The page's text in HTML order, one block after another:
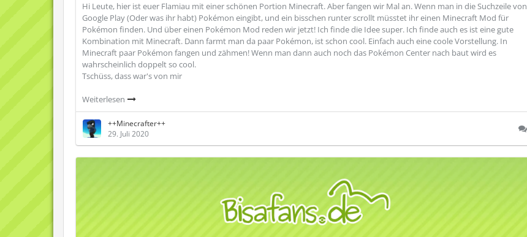
Hi Leute, hier ist euer Flamiau mit einer schönen Portion Minecraft. Aber fangen wir Mal an. Wenn man in die Suchzeile von
Google Play (Oder was ihr habt) Pokémon eingibt, und ein bisschen runter scrollt müsstet ihr einen Minecraft Mod für
Pokémon finden. Und über einen Pokémon Mod reden wir jetzt! Ich finde die Idee super. Ich finde auch es ist eine gute
Kombination mit Minecraft. Dann farmt man da paar Pokémon, ist schon cool. Einfach auch eine coole Vorstellung. In
Minecraft paar Pokémon fangen und zähmen! Wenn man dann auch noch das Pokémon Center nach baut wird es
wahrscheinlich doppelt so cool.
Tschüss, dass war's von mir
Weiterlesen
++Minecrafter++
29. Juli 2020